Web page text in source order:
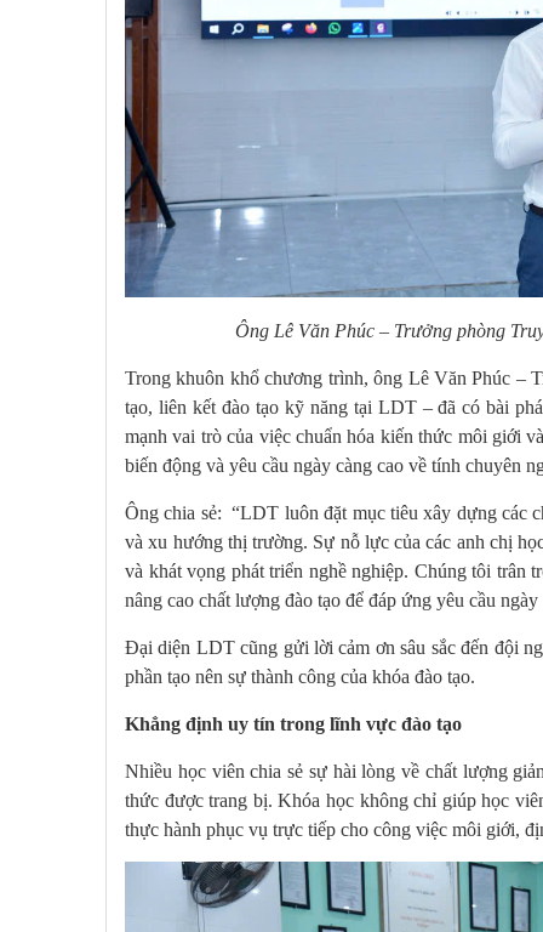
Ông Lê Văn Phúc – Trưởng phòng
Trong khuôn khổ chương trình, ông Lê Văn Phúc –
tạo, liên kết đào tạo kỹ năng tại LDT – đã có bài
mạnh vai trò của việc chuẩn hóa kiến thức môi giới
biến động và yêu cầu ngày càng cao về tính chuyên
Ông chia sẻ: “LDT luôn đặt mục tiêu xây dựng các
và xu hướng thị trường. Sự nỗ lực của các anh chị
và khát vọng phát triển nghề nghiệp. Chúng tôi trân
nâng cao chất lượng đào tạo để đáp ứng yêu cầu
Đại diện LDT cũng gửi lời cảm ơn sâu sắc đến đội
phần tạo nên sự thành công của khóa đào tạo.
Khẳng định uy tín trong lĩnh vực đào tạo
Nhiều học viên chia sẻ sự hài lòng về chất lượng
thức được trang bị. Khóa học không chỉ giúp học
thực hành phục vụ trực tiếp cho công việc môi giới,